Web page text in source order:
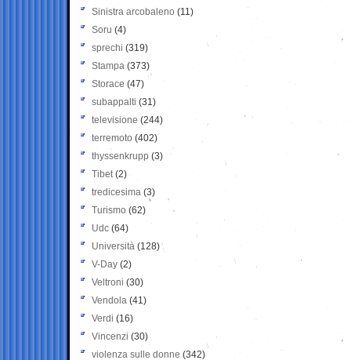
Sinistra arcobaleno (11)
Soru (4)
sprechi (319)
Stampa (373)
Storace (47)
subappalti (31)
televisione(244)
terremoto (402)
thyssenkrupp (3)
Tibet(2)
tredicesima (3)
Turismo (62)
Udc (64)
Università (128)
V-Day (2)
Veltroni (30)
Vendola (41)
Verdi (16)
Vincenzi (30)
violenza sulle donne (342)